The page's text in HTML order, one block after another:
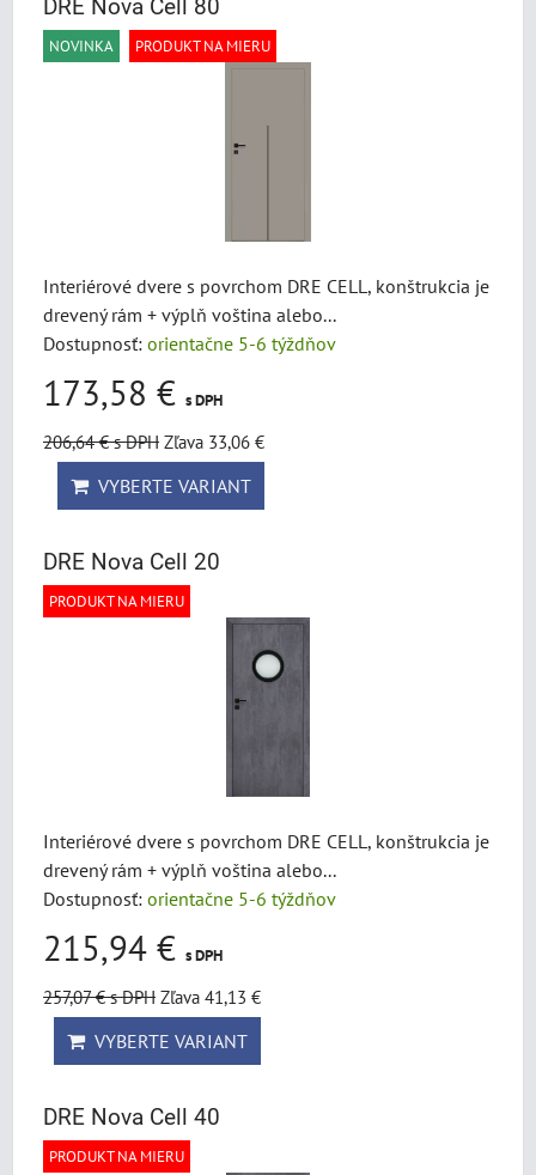
DRE Nova Cell 80
NOVINKA PRODUKT NA MIERU
Interiérové dvere s povrchom DRE CELL, konštrukcia je
drevený rám + výplň voština alebo...
Dostupnosť: orientačne 5-6 týždňov
173,58 € s DPH
206,64 €s DPH Zľava 33,06 €
VYBERTE VARIANT
DRE Nova Cell 20
PRODUKT NA MIERU
Interiérové dvere s povrchom DRE CELL, konštrukcia je
drevený rám + výplň voština alebo...
Dostupnosť: orientačne 5-6 týždňov
215,94 € s DPH
257,07 €s DPH Zľava 41,13 €
VYBERTE VARIANT
DRE Nova Cell 40
PRODUKT NA MIERU